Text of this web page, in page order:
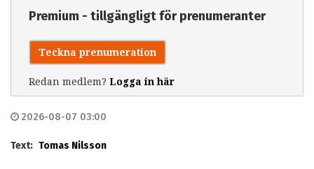
Premium - tillgängligt för prenumeranter
Teckna prenumeration
Redan medlem? Logga in här
2026-08-07 03:00
Text: Tomas Nilsson